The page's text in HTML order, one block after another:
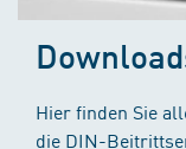
Hier finden Sie
die DIN-